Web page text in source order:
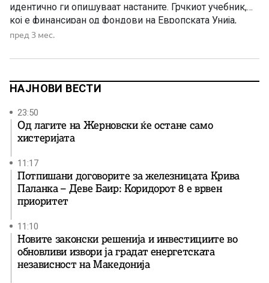
идентично ги опишуваат настаните. Грчкиот учебник,
кој е финансиран од фондови на Европската Унија,
кажува дека за време на втората светска војна: —
Бугарите извршиле злосторства, кражби, егзекуции, —
пред 3 мес.
НАЈНОВИ ВЕСТИ
23:50
Од лагите на Жерновски ќе остане само
хистеријата
11:17
Потпишани договорите за железницата Крива
Паланка – Деве Баир: Коридорот 8 е врвен
приоритет
11:10
Новите законски решенија и инвестициите во
обновливи извори ја градат енергетската
независност на Македонија